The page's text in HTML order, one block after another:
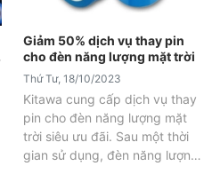
Giảm 50% dịch vụ thay pin
cho đèn năng lượng mặt trời
Thứ Tư, 18/10/2023
Kitawa cung cấp dịch vụ thay
pin cho đèn năng lượng mặt
trời siêu ưu đãi. Sau một thời
gian sử dụng, đèn năng lượng